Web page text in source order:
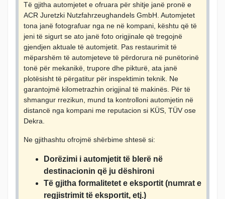
Të gjitha automjetet e ofruara për shitje janë pronë e
ACR Juretzki Nutzfahrzeughandels GmbH. Automjetet
tona janë fotografuar nga ne në kompani, kështu që të
jeni të sigurt se ato janë foto origjinale që tregojnë
gjendjen aktuale të automjetit. Pas restaurimit të
mëparshëm të automjeteve të përdorura në punëtorinë
tonë për mekanikë, trupore dhe pikturë, ata janë
plotësisht të përgatitur për inspektimin teknik. Ne
garantojmë kilometrazhin origjinal të makinës. Për të
shmangur rrezikun, mund ta kontrolloni automjetin në
distancë nga kompani me reputacion si KÜS, TÜV ose
Dekra.
Ne gjithashtu ofrojmë shërbime shtesë si:
Dorëzimi i automjetit të blerë në
destinacionin që ju dëshironi
Të gjitha formalitetet e eksportit (numrat e
regjistrimit të eksportit, etj.)